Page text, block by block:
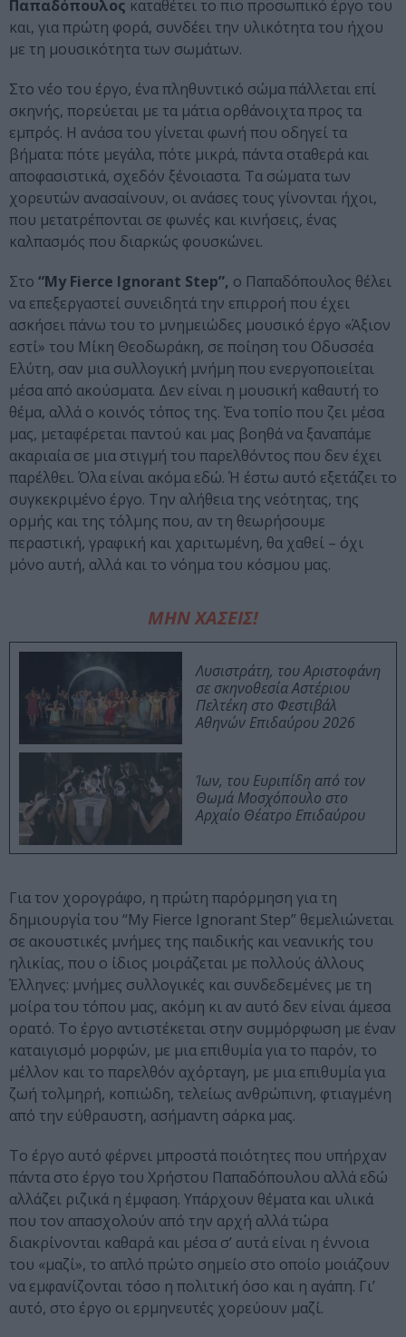
Παπαδόπουλος καταθέτει το πιο προσωπικό έργο του
και, για πρώτη φορά, συνδέει την υλικότητα του ήχου
με τη μουσικότητα των σωμάτων.
Στο νέο του έργο, ένα πληθυντικό σώμα πάλλεται επί
σκηνής, πορεύεται με τα μάτια ορθάνοιχτα προς τα
εμπρός. Η ανάσα του γίνεται φωνή που οδηγεί τα
βήματα: πότε μεγάλα, πότε μικρά, πάντα σταθερά και
αποφασιστικά, σχεδόν ξένοιαστα. Τα σώματα των
χορευτών ανασαίνουν, οι ανάσες τους γίνονται ήχοι,
που μετατρέπονται σε φωνές και κινήσεις, ένας
καλπασμός που διαρκώς φουσκώνει.
Στο “My Fierce Ignorant Step”, o Παπαδόπουλος θέλει
να επεξεργαστεί συνειδητά την επιρροή που έχει
ασκήσει πάνω του το μνημειώδες μουσικό έργο «Άξιον
εστί» του Μίκη Θεοδωράκη, σε ποίηση του Οδυσσέα
Ελύτη, σαν μια συλλογική μνήμη που ενεργοποιείται
μέσα από ακούσματα. Δεν είναι η μουσική καθαυτή το
θέμα, αλλά ο κοινός τόπος της. Ένα τοπίο που ζει μέσα
μας, μεταφέρεται παντού και μας βοηθά να ξαναπάμε
ακαριαία σε μια στιγμή του παρελθόντος που δεν έχει
παρέλθει. Όλα είναι ακόμα εδώ. Ή έστω αυτό εξετάζει το
συγκεκριμένο έργο. Την αλήθεια της νεότητας, της
ορμής και της τόλμης που, αν τη θεωρήσουμε
περαστική, γραφική και χαριτωμένη, θα χαθεί – όχι
μόνο αυτή, αλλά και το νόημα του κόσμου μας.
ΜΗΝ ΧΑΣΕΙΣ!
Λυσιστράτη, του Αριστοφάνη
σε σκηνοθεσία Αστέριου
Πελτέκη στο Φεστιβάλ
Αθηνών Επιδαύρου 2026
Ίων, του Ευριπίδη από τον
Θωμά Μοσχόπουλο στο
Αρχαίο Θέατρο Επιδαύρου
Για τον χορογράφο, η πρώτη παρόρμηση για τη
δημιουργία του “My Fierce Ignorant Step” θεμελιώνεται
σε ακουστικές μνήμες της παιδικής και νεανικής του
ηλικίας, που ο ίδιος μοιράζεται με πολλούς άλλους
Έλληνες: μνήμες συλλογικές και συνδεδεμένες με τη
μοίρα του τόπου μας, ακόμη κι αν αυτό δεν είναι άμεσα
ορατό. Το έργο αντιστέκεται στην συμμόρφωση με έναν
καταιγισμό μορφών, με μια επιθυμία για το παρόν, το
μέλλον και το παρελθόν αχόρταγη, με μια επιθυμία για
ζωή τολμηρή, κοπιώδη, τελείως ανθρώπινη, φτιαγμένη
από την εύθραυστη, ασήμαντη σάρκα μας.
Το έργο αυτό φέρνει μπροστά ποιότητες που υπήρχαν
πάντα στο έργο του Χρήστου Παπαδόπουλου αλλά εδώ
αλλάζει ριζικά η έμφαση. Υπάρχουν θέματα και υλικά
που τον απασχολούν από την αρχή αλλά τώρα
διακρίνονται καθαρά και μέσα σ’ αυτά είναι η έννοια
του «μαζί», το απλό πρώτο σημείο στο οποίο μοιάζουν
να εμφανίζονται τόσο η πολιτική όσο και η αγάπη. Γι’
αυτό, στο έργο οι ερμηνευτές χορεύουν μαζί.